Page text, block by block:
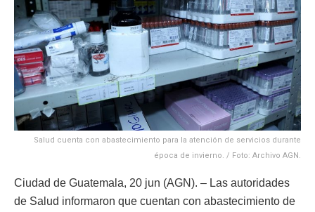
Salud cuenta con abastecimiento para la atención de servicios durante
época de invierno. / Foto: Archivo AGN.
Ciudad de Guatemala, 20 jun (AGN). – Las autoridades
de Salud informaron que cuentan con abastecimiento de